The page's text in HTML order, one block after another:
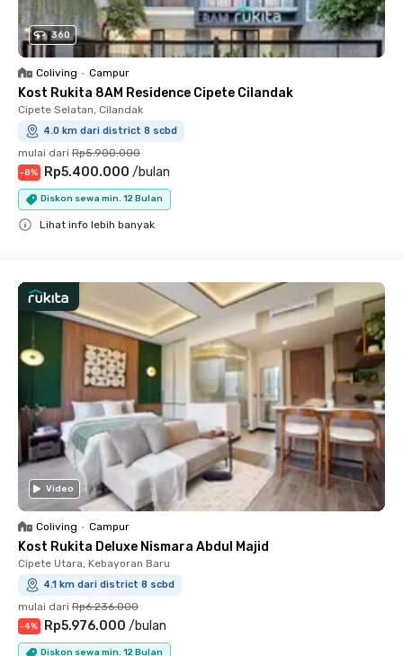
360
Coliving • Campur
Kost Rukita 8AM Residence Cipete Cilandak
Cipete Selatan, Cilandak
4.0 km dari district 8 scbd
mulai dari Rp5.900.000
-8% Rp5.400.000 /bulan
Diskon sewa min. 12 Bulan
Lihat info lebih banyak
Video
Coliving • Campur
Kost Rukita Deluxe Nismara Abdul Majid
Cipete Utara, Kebayoran Baru
4.1 km dari district 8 scbd
mulai dari Rp6.236.000
-4% Rp5.976.000 /bulan
Diskon sewa min. 12 Bulan